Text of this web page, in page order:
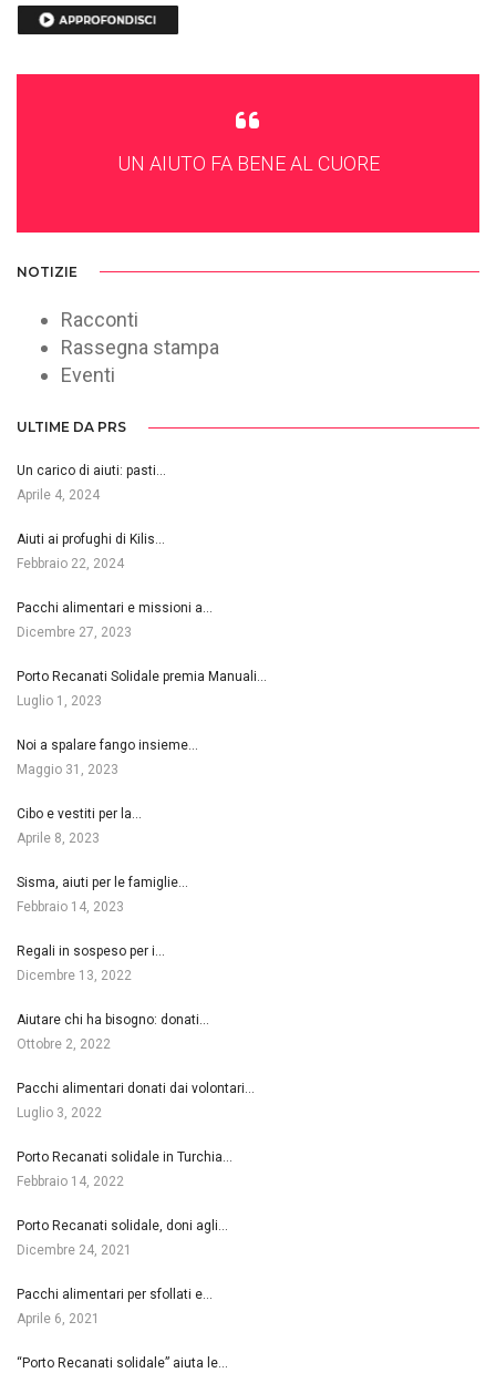
UN AIUTO FA BENE AL CUORE
NOTIZIE
Racconti
Rassegna stampa
Eventi
ULTIME DA PRS
Un carico di aiuti: pasti…
Aprile 4, 2024
Aiuti ai profughi di Kilis…
Febbraio 22, 2024
Pacchi alimentari e missioni a…
Dicembre 27, 2023
Porto Recanati Solidale premia Manuali…
Luglio 1, 2023
Noi a spalare fango insieme…
Maggio 31, 2023
Cibo e vestiti per la…
Aprile 8, 2023
Sisma, aiuti per le famiglie…
Febbraio 14, 2023
Regali in sospeso per i…
Dicembre 13, 2022
Aiutare chi ha bisogno: donati…
Ottobre 2, 2022
Pacchi alimentari donati dai volontari…
Luglio 3, 2022
Porto Recanati solidale in Turchia…
Febbraio 14, 2022
Porto Recanati solidale, doni agli…
Dicembre 24, 2021
Pacchi alimentari per sfollati e…
Aprile 6, 2021
“Porto Recanati solidale” aiuta le…